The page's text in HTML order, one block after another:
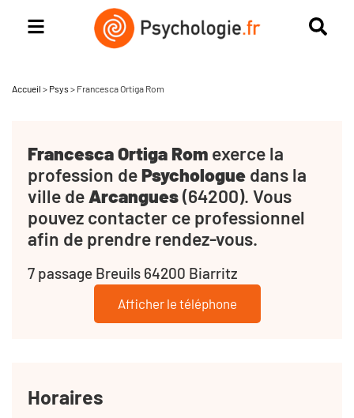
Accueil > Psys > Francesca Ortiga Rom
Francesca Ortiga Rom exerce la
profession dePsychologue dans la
ville deArcangues(64200). Vous
pouvez contacter ce professionnel
afin de prendre rendez-vous.
7 passage Breuils 64200 Biarritz
Afficher le téléphone
Horaires